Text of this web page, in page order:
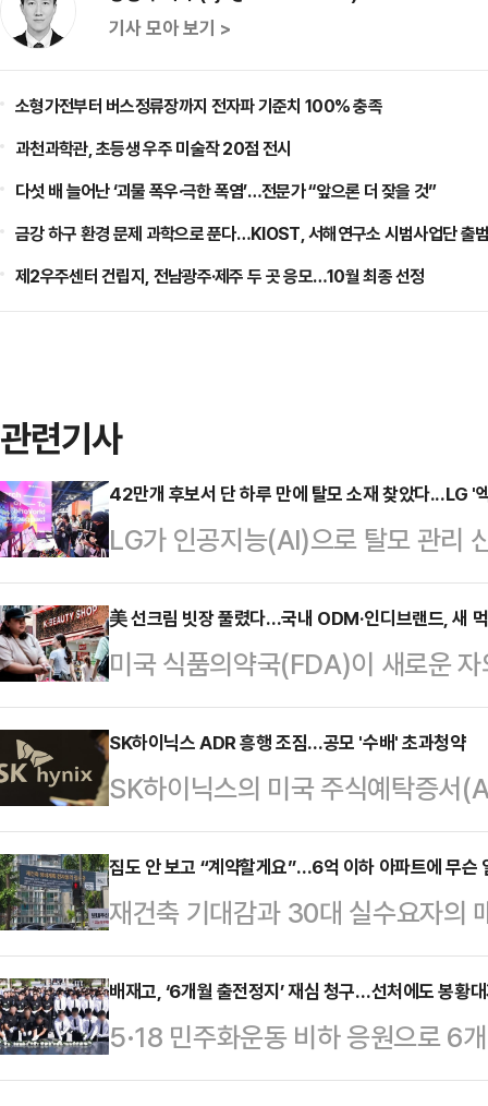
기사 모아 보기 >
소형가전부터 버스정류장까지 전자파 기준치 100% 충족
과천과학관, 초등생 우주 미술작 20점 전시
다섯 배 늘어난 ‘괴물 폭우·극한 폭염’…전문가 “앞으론 더 잦을 것”
금강 하구 환경 문제 과학으로 푼다…KIOST, 서해연구소 시범사업단 출
제2우주센터 건립지, 전남광주·제주 두 곳 응모…10월 최종 선정
관련기사
42만개 후보서 단 하루 만에 탈모 소재 찾았다...LG '
LG가 인공지능(AI)으로 탈모 관리
종목을 매일 분석하는 사례를 공개
에 그치지 않고 신소재 발굴, 금융
용하고 있다는 점을 강조한 것이다
코엑스에서 열리는 국제머신러닝
AI 기술과 산업 적용 사례를 소개
분야 주요 국제 학회로, 올해 처음
美 선크림 빗장 풀렸다…국내 ODM·인디브랜드, 새
미국 식품의약국(FDA)이 새로운
뷰티업계가 미국 선케어 시장 확대
의 최대 시장으로 떠오른 미국에서
ODM 업체와 브랜드사의 수혜 가
미국 FDA는 지난달 9일 일반의약
(Bemotrizinol)’ 성분 사용을 최종
후 기업들은 해당 성분을 사용한 자
는 법적…
SK하이닉스 ADR 흥행 조짐…공모 '수배' 초과청약
SK하이닉스의 미국 주식예탁증
준의 초과청약을 기록했다.미국 기
리면서 대규모 자금 조달 기대도
근 열린 SK하이닉스 ADR 투자설
히 장기적 성향의 대형 기관투자자
다.ADR 공모가는 뉴욕시간 기준
공모엔 시추에이셔널 어웨어니스
등 글로벌 …
집도 안 보고 “계약할게요”…6억 이하 아파트에 무슨
재건축 기대감과 30대 실수요자의
이 가파르게 오르고 있다. 정책대출
만에 호가가 실거래가 대비 수천만
등 분위기가 과열되고 있다.하지만
KB시세와 시장 가격 사이 간격이
배재고, ‘6개월 출전정지’ 재심 청구…선처에도 봉황
5·18 민주화운동 비하 응원으로 6
을 청구하기로 최종 결정한 가운데